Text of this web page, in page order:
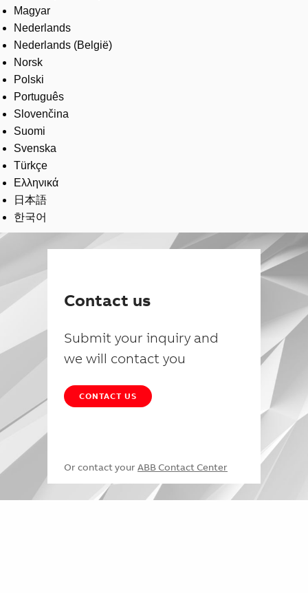
Magyar
Nederlands
Nederlands (België)
Norsk
Polski
Português
Slovenčina
Suomi
Svenska
Türkçe
Ελληνικά
日本語
한국어
Contact us
Submit your inquiry and
we will contact you
CONTACT US
Or contact your ABB Contact Center